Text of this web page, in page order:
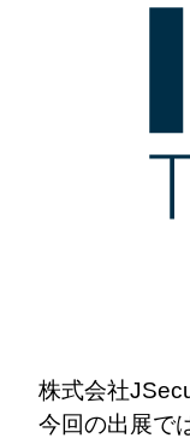
株式会社
今回の出展で